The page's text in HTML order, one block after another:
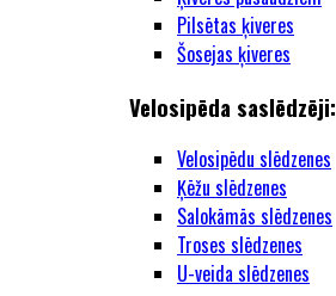
Pilsētas ķiveres
Šosejas ķiveres
Velosipēda saslēdzēji:
Velosipēdu slēdzenes
Ķēžu slēdzenes
Salokāmās slēdzenes
Troses slēdzenes
U-veida slēdzenes